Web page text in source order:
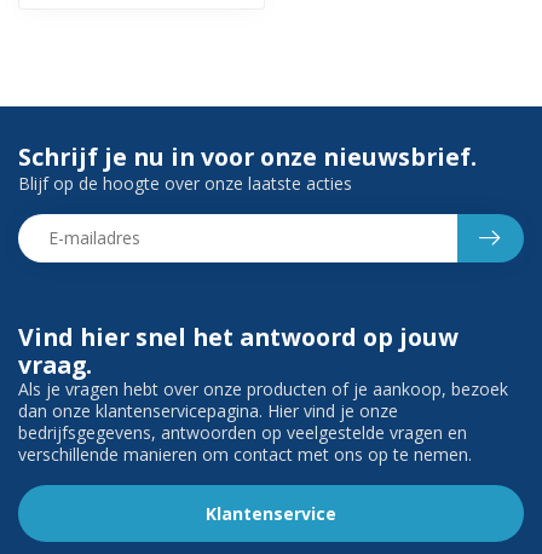
Vind hier snel het antwoord op jouw
vraag.
Als je vragen hebt over onze producten of je aankoop, bezoek
dan onze klantenservicepagina. Hier vind je onze
bedrijfsgegevens, antwoorden op veelgestelde vragen en
verschillende manieren om contact met ons op te nemen.
Klantenservice
Schrijf je nu in voor onze nieuwsbrief.
Blijf op de hoogte over onze laatste acties